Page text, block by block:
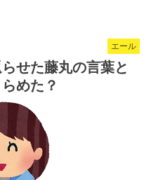
エール
せた藤丸の言葉と
めた？